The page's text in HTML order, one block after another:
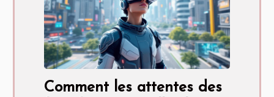
Comment les attentes des